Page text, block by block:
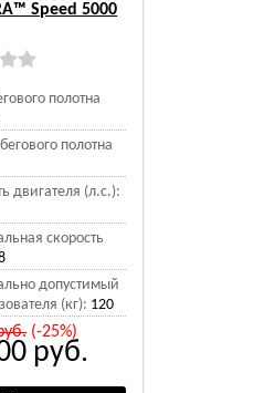
Speed 5000
полотна
полотна
двигателя (л.с.):
скорость
допустимый
(кг): 120
(-25%)
руб.